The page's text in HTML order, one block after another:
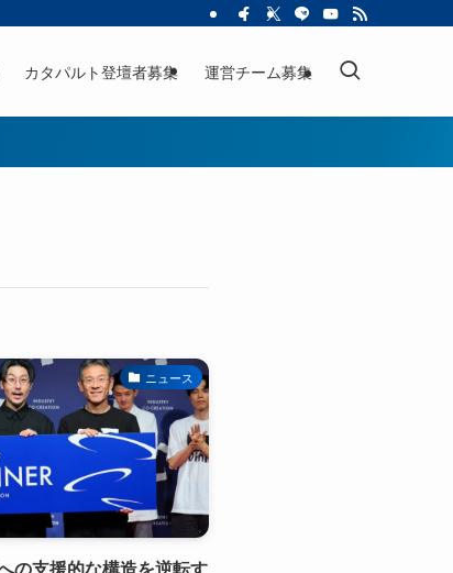
カタパルト登壇者募集 運営チーム募集
ニュース
の支援的な構造を逆転す